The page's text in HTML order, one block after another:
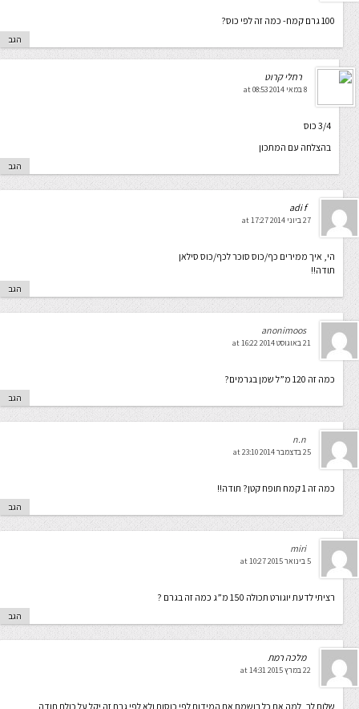
100 גרם קמח- כמה זה לפי כוס?
הגב
רחלי קרוט
8 במאי 2014 at 08:53
3/4 כוס
בהצלחה עם המתכון
הגב
adi f
27 ביוני 2014 at 17:27
הי, איך ממירים כף/כוס סוכר לכף/כוס סילאן
תודה!!
הגב
anonimoos
21 באוגוסט 2014 at 16:22
כמה זה 120 מ”ל שמן בגרמים?
הגב
n.n
25 בדצמבר 2014 at 23:10
כמה זה 1 קמח תופח קטן? תודה!!
הגב
miri
5 בינואר 2015 at 10:27
רציתי לדעת יוגורט תכולה 150 מ”ג כמה זה בגרם ?
הגב
מלכה רמת
22 במרץ 2015 at 14:31
שלום לך, למה את כל רושמת את המידות לפי כוסות ולא לפי גרם זה יקל על כולם תודה